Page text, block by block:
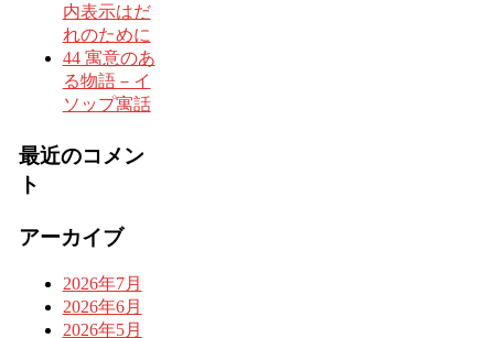
内表示はだ
れのために
44 寓意のあ
る物語－イ
ソップ寓話
最近のコメン
ト
アーカイブ
2026年7月
2026年6月
2026年5月